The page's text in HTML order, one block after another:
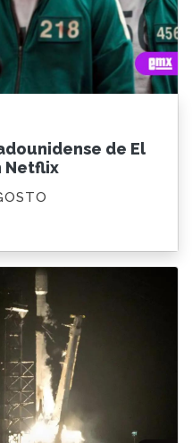
de El
Netflix